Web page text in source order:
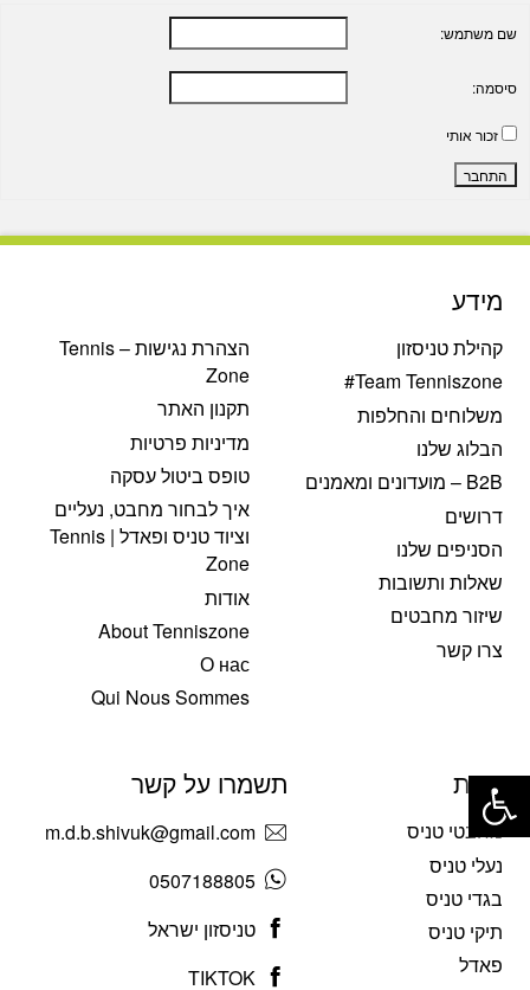
שם משתמש:
סיסמה:
זכור אותי
התחבר
מידע
קהילת טניסזון
Team Tenniszone#
משלוחים והחלפות
הבלוג שלנו
B2B – מועדונים ומאמנים
דרושים
הסניפים שלנו
שאלות ותשובות
שיזור מחבטים
צרו קשר
הצהרת נגישות – Tennis
Zone
תקנון האתר
מדיניות פרטיות
טופס ביטול עסקה
איך לבחור מחבט, נעליים
וציוד טניס ופאדל | Tennis
Zone
אודות
About Tenniszone
О нас
Qui Nous Sommes
חנות
מחבטי טניס
נעלי טניס
בגדי טניס
תיקי טניס
פאדל
תשמרו על קשר
m.d.b.shivuk@gmail.com
0507188805
טניסזון ישראל
TIKTOK
פתח סרגל נגישות